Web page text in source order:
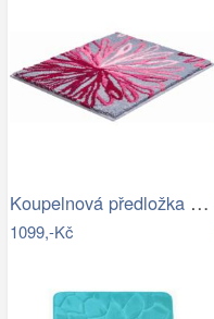
Koupelnová předložka ART
1099,-Kč